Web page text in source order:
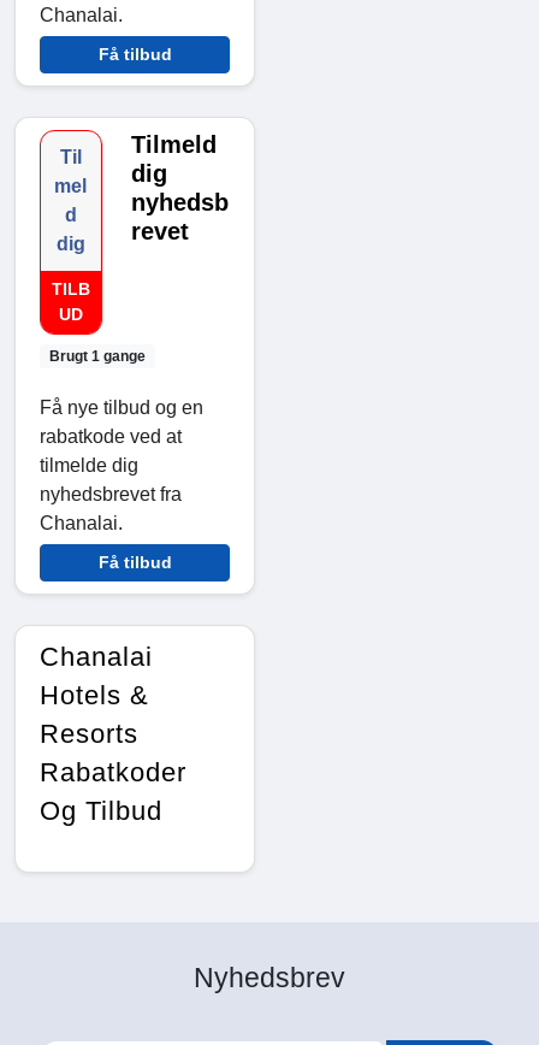
Chanalai.
Få tilbud
Til
mel
d
dig
TILB
UD
Brugt 1 gange
Tilmeld
dig
nyhedsb
revet
Få nye tilbud og en
rabatkode ved at
tilmelde dig
nyhedsbrevet fra
Chanalai.
Få tilbud
Chanalai
Hotels &
Resorts
Rabatkoder
Og Tilbud
Nyhedsbrev